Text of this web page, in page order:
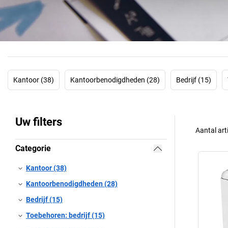
Kantoor (38) Kantoorbenodigdheden (28) Bedrijf (15)
Uw filters
Categorie
Kantoor (38)
Kantoorbenodigdheden (28)
Bedrijf (15)
Toebehoren: bedrijf (15)
Aantal